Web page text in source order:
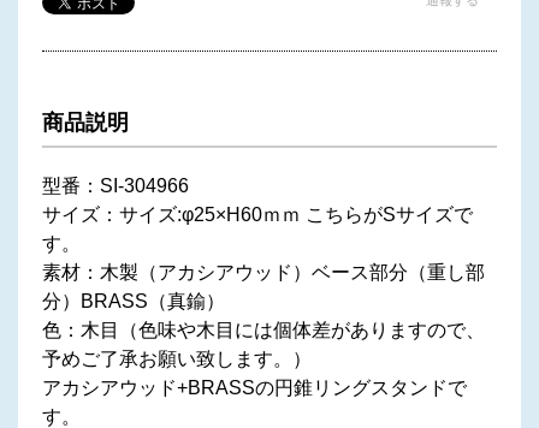
商品説明
型番：SI-304966
サイズ：サイズ:φ25×H60ｍｍ こちらがSサイズで
す。
素材：木製（アカシアウッド）ベース部分（重し部
分）BRASS（真鍮）
色：木目（色味や木目には個体差がありますので、
予めご了承お願い致します。）
アカシアウッド+BRASSの円錐リングスタンドで
す。